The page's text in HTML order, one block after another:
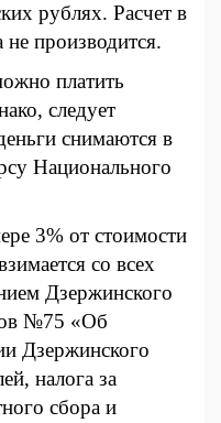
рублях. Расчет в
производится.
платить
следует
снимаются в
Национального
3% от стоимости
со всех
Дзержинского
№75 «Об
Дзержинского
налога за
сбора и